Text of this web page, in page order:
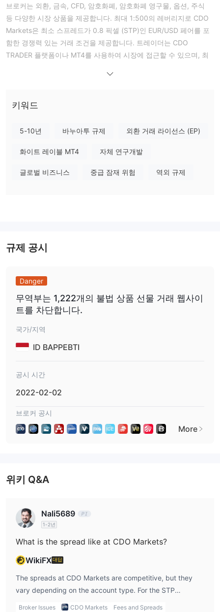
브로커는 외환, 금속, CFD, 암호화폐, 암호화폐 영구물, 옵션, 주식
등 다양한 시장 상품을 제공합니다. 최대 1:500의 레버리지로 CDO
Markets은 최소 스프레드가 0.8 픽셀 (STP)인 EUR/USD 페어를 포
함한 경쟁력 있는 거래 조건을 제공합니다. 트레이더는 CDO
TRADER 플랫폼이나 MT4를 사용하여 시장에 접근할 수 있으며, 최
트레이더의 특정한 요구 사항과 선호도에 따라 CDO Markets 대체
eToro - 사용자 친화적인 인터페이스와 다양한 거래 상품을 제공하
니다.
글로벌 시장 범위로 인해, Interactive Brokers는 견고하고 사용자
CDO Markets은 안전한가요 아니면 사기인가요?
다. 이는소매 외환 라이선스를 가진 해외 규제 상태
공하지만, 미국 SEC 또는 영국 FCA와 같은 신뢰할 수 있는 권위로부
터의 견고한 규제 감독이 없을 경우 일부 트레이더들에게 우려를 불
러일으킬 수 있습니다.
시장 상품
이상의 거래 상품에 대한 접근을 제공하며 외환 시장, 금속, 상품 및
지수에 대한 저렴한 액세스를 제공합니다.
입출금 방법 입출금 절차
입금: My CDO 고객 포털에 로그인하여 계정을 쉽게 충전할 수 있는
입금 페이지로 이동합니다.
계정 유형
위해 여러 가지 계정 유형을 제공합니다.
최소 입금액이 100달러인 STP 계정
스프레드를 원하는 사람들에게 이상적이며 주문은 유동성 공급자에
게 직접 처리됩니다.
더 경험이 있는 트레이더를 위해
ECN 계정
로 하는 더 넓은 시장에 대한 액세스를 제공합니다.
반면에최소 입금액이 10,000달러인 VIP 계정은 고순자산 개
인 및 전문 트레이더를 위해 맞춤형 지원, 우선 실행 및 독점적인 거
키워드
5-10년 바누아투 규제 외환 거래 라이선스 (EP)
화이트 레이블 MT4 자체 연구개발
글로벌 비즈니스 중급 잠재 위험 역외 규제
규제 공시
Danger
무역부는 1,222개의 불법 상품 선물 거래 웹사이
트를 차단합니다.
국가/지역
ID BAPPEBTI
공시 시간
2022-02-02
브로커 공시
More
위키 Q&A
Nali5689
1-2년
What is the spread like at CDO Markets?
WikiFX대답
The spreads at CDO Markets are competitive, but they
vary depending on the account type. For the STP
account, the spread starts at 0.8 pips, which is decent for
Broker Issues CDO Markets Fees and Spreads